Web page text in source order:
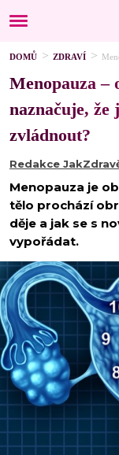
DOMŮ ZDRAVÍ
Menopauza –
naznačuje,
zvládnout?
Redakce
Menopauza je
tělo prochází
děje a jak se s
vypořádat.